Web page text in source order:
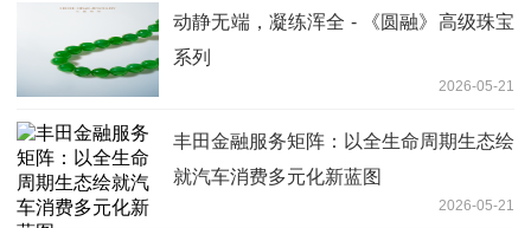
动静无端，凝练浑全 - 《圆融》高级珠宝
系列
2026-05-21
丰田金融服务矩阵：以全生命周期生态绘
就汽车消费多元化新蓝图
2026-05-21